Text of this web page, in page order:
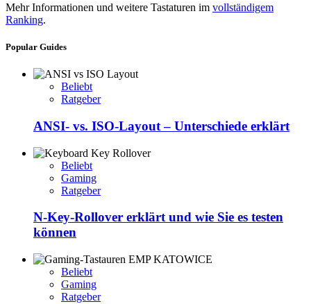
Mehr Informationen und weitere Tastaturen im vollständigem
Ranking.
Popular Guides
Beliebt
Ratgeber
ANSI- vs. ISO-Layout – Unterschiede erklärt
Beliebt
Gaming
Ratgeber
N-Key-Rollover erklärt und wie Sie es testen
können
Beliebt
Gaming
Ratgeber